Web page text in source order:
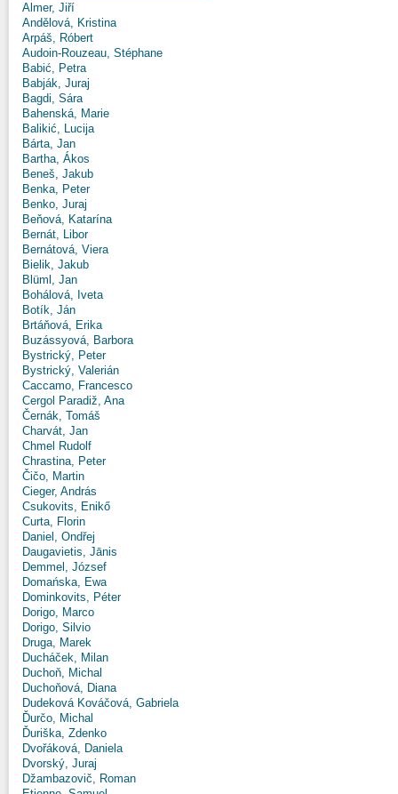
Almer, Jiří
Andělová, Kristina
Arpáš, Róbert
Audoin-Rouzeau, Stéphane
Babić, Petra
Babják, Juraj
Bagdi, Sára
Bahenská, Marie
Balikić, Lucija
Bárta, Jan
Bartha, Ákos
Beneš, Jakub
Benka, Peter
Benko, Juraj
Beňová, Katarína
Bernát, Libor
Bernátová, Viera
Bielik, Jakub
Blüml, Jan
Bohálová, Iveta
Botík, Ján
Brtáňová, Erika
Buzássyová, Barbora
Bystrický, Peter
Bystrický, Valerián
Caccamo, Francesco
Cergol Paradiž, Ana
Černák, Tomáš
Charvát, Jan
Chmel Rudolf
Chrastina, Peter
Čičo, Martin
Cieger, András
Csukovits, Enikő
Curta, Florin
Daniel, Ondřej
Daugavietis, Jānis
Demmel, József
Domańska, Ewa
Dominkovits, Péter
Dorigo, Marco
Dorigo, Silvio
Druga, Marek
Ducháček, Milan
Duchoň, Michal
Duchoňová, Diana
Dudeková Kováčová, Gabriela
Ďurčo, Michal
Ďuriška, Zdenko
Dvořáková, Daniela
Dvorský, Juraj
Džambazovič, Roman